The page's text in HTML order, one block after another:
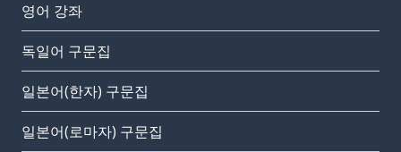
영어 강좌
독일어 구문집
일본어(한자) 구문집
일본어(로마자) 구문집